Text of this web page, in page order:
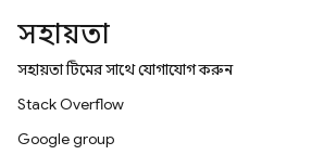
সহায়তা
সহায়তা টিমের সাথে যোগাযোগ করুন
Stack Overflow
Google group